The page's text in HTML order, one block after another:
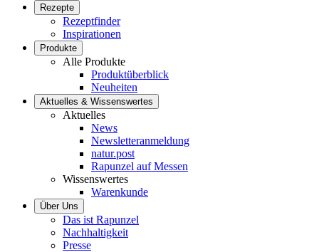
Rezepte
Rezeptfinder
Inspirationen
Produkte
Alle Produkte
Produktüberblick
Neuheiten
Aktuelles & Wissenswertes
Aktuelles
News
Newsletteranmeldung
natur.post
Rapunzel auf Messen
Wissenswertes
Warenkunde
Über Uns
Das ist Rapunzel
Nachhaltigkeit
Presse